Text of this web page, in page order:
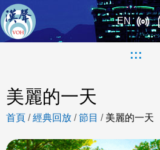
EN
:::
美麗的一天
首頁 /經典回放 /節目 / 美麗的一天